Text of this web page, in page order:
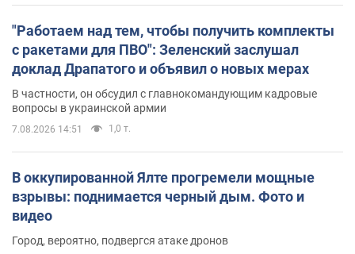
"Работаем над тем, чтобы получить комплекты
с ракетами для ПВО": Зеленский заслушал
доклад Драпатого и объявил о новых мерах
В частности, он обсудил с главнокомандующим кадровые
вопросы в украинской армии
7.08.2026 14:51 1,0 т.
В оккупированной Ялте прогремели мощные
взрывы: поднимается черный дым. Фото и
видео
Город, вероятно, подвергся атаке дронов